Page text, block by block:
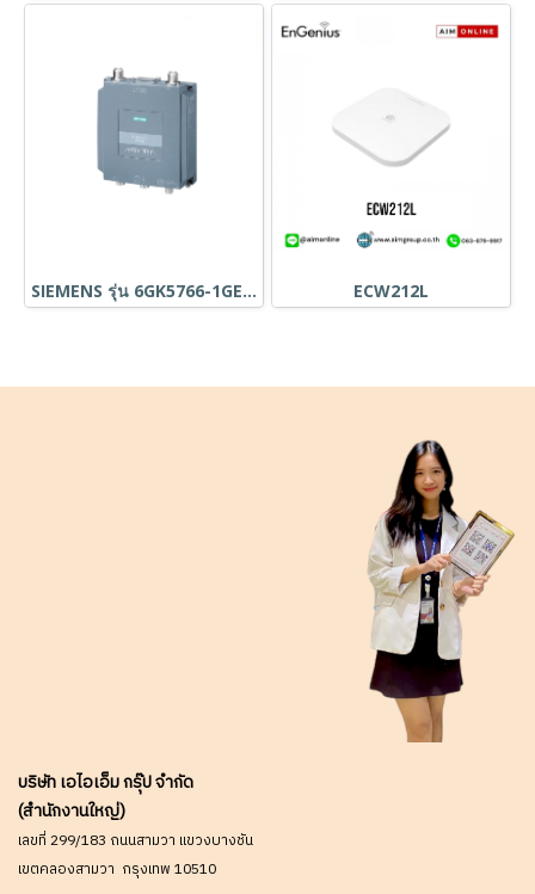
SIEMENS รุ่น 6GK5766-1GE00-7DA0 ECW212L
บริษัท เอไอเอ็ม กรุ๊ป จำกัด
(สำนักงานใหญ่)
เลขที่ 299/183 ถนนสามวา แขวงบางชัน
เขตคลองสามวา กรุงเทพ 10510